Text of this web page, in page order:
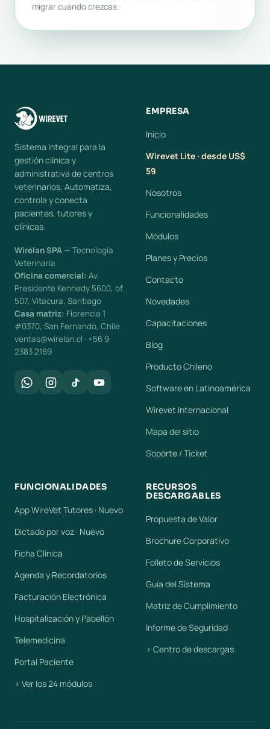
migrar cuando crezcas.
Sistema integral para la
gestión clínica y
administrativa de centros
veterinarios. Automatiza,
controla y conecta
pacientes, tutores y
clínicas.
Wirelan SPA — Tecnología
Veterinaria
Oficina comercial: Av.
Presidente Kennedy 5600, of.
507, Vitacura, Santiago
Casa matriz: Florencia 1
#0370, San Fernando, Chile
ventas@wirelan.cl · +56 9
2383 2169
EMPRESA
Inicio
Wirevet Lite · desde US$
59
Nosotros
Funcionalidades
Módulos
Planes y Precios
Contacto
Novedades
Capacitaciones
Blog
Producto Chileno
Software en Latinoamérica
Wirevet Internacional
Mapa del sitio
Soporte / Ticket
FUNCIONALIDADES
App WireVet Tutores · Nuevo
Dictado por voz · Nuevo
Ficha Clínica
Agenda y Recordatorios
Facturación Electrónica
Hospitalización y Pabellón
Telemedicina
Portal Paciente
› Ver los 24 módulos
RECURSOS
DESCARGABLES
Propuesta de Valor
Brochure Corporativo
Folleto de Servicios
Guía del Sistema
Matriz de Cumplimiento
Informe de Seguridad
› Centro de descargas